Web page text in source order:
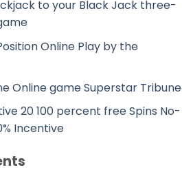
to your Black Jack three-
Online Play by the
Online game Superstar Tribune
20 100 percent free Spins No-
Incentive